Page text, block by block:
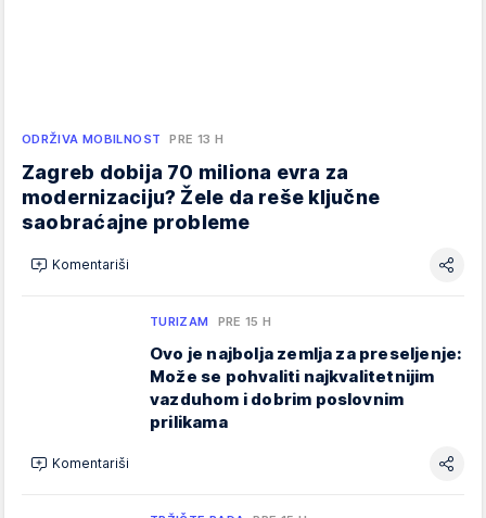
ODRŽIVA MOBILNOST PRE 13 H
Zagreb dobija 70 miliona evra za
modernizaciju? Žele da reše ključne
saobraćajne probleme
Komentariši
TURIZAM PRE 15 H
Ovo je najbolja zemlja za preseljenje:
Može se pohvaliti najkvalitetnijim
vazduhom i dobrim poslovnim
prilikama
Komentariši